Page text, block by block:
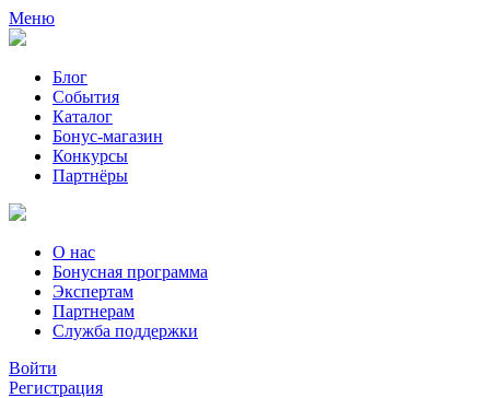
Меню
Блог
События
Каталог
Бонус-магазин
Конкурсы
Партнёры
О нас
Бонусная программа
Экспертам
Партнерам
Служба поддержки
Войти
Регистрация